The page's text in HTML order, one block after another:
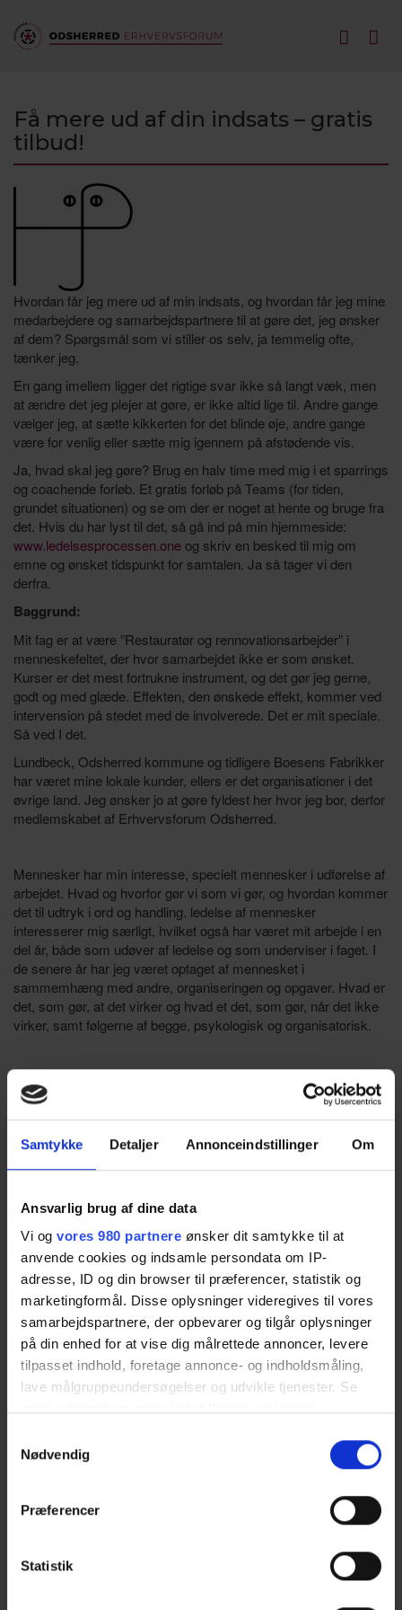
Samtykke Detaljer Annonceindstillinger Om
Ansvarlig brug af dine data
Vi og vores 980 partnere ønsker dit samtykke til at
anvende cookies og indsamle persondata om IP-
adresse, ID og din browser til præferencer, statistik og
marketingformål. Disse oplysninger videregives til vores
samarbejdspartnere, der opbevarer og tilgår oplysninger
på din enhed for at vise dig målrettede annoncer, levere
tilpasset indhold, foretage annonce- og indholdsmåling,
lave målgruppeundersøgelser og udvikle tjenester. Se
tilbage eller ændre indstillinger fra vores
"Cookiedeklaration", eller ved at trykke på "Privacy
Nødvendig
Præferencer
Statistik
Få mere ud af din indsats – gratis
tilbud!
Hvordan får jeg mere ud af min indsats, og hvordan får jeg mine
medarbejdere og samarbejdspartnere til at gøre det, jeg ønsker
af dem? Spørgsmål som vi stiller os selv, ja temmelig ofte,
tænker jeg.
En gang imellem ligger det rigtige svar ikke så langt væk, men
at ændre det jeg plejer at gøre, er ikke altid lige til. Andre gange
vælger jeg, at sætte kikkerten for det blinde øje, andre gange
være for venlig eller sætte mig igennem på afstødende vis.
Ja, hvad skal jeg gøre? Brug en halv time med mig i et sparrings
og coachende forløb. Et gratis forløb på Teams (for tiden,
grundet situationen) og se om der er noget at hente og bruge fra
det. Hvis du har lyst til det, så gå ind på min hjemmeside:
www.ledelsesprocessen.one og skriv en besked til mig om
emne og ønsket tidspunkt for samtalen. Ja så tager vi den
derfra.
Baggrund:
Mit fag er at være ”Restauratør og rennovationsarbejder” i
menneskefeltet, der hvor samarbejdet ikke er som ønsket.
Kurser er det mest fortrukne instrument, og det gør jeg gerne,
godt og med glæde. Effekten, den ønskede effekt, kommer ved
intervension på stedet med de involverede. Det er mit speciale.
Så ved I det.
Lundbeck, Odsherred kommune og tidligere Boesens Fabrikker
har været mine lokale kunder, ellers er det organisationer i det
øvrige land. Jeg ønsker jo at gøre fyldest her hvor jeg bor, derfor
medlemskabet af Erhvervsforum Odsherred.
Mennesker har min interesse, specielt mennesker i udførelse af
arbejdet. Hvad og hvorfor gør vi som vi gør, og hvordan kommer
det til udtryk i ord og handling. ledelse af mennesker
interesserer mig særligt, hvilket også har været mit arbejde i en
del år, både som udøver af ledelse og som underviser i faget. I
de senere år har jeg været optaget af mennesket i
sammemhæng med andre, organiseringen og opgaver. Hvad er
det, som gør, at det virker og hvad et det, som gør, når det ikke
virker, samt følgerne af begge, psykologisk og organisatorisk.
Gå ind på
eller skriv eller ring 24
66 20 70 til mig, ja så undersøger vi, om der er et mach i
samarbejde.
KATEGORIER
Behandlernetværk
Detail & erhverv
Erhvervsguiden (Medlem til medlem)
Faglært arbejdskraft
Formanden har ordet
Generationsskifte
Ikke kategoriseret
Kultur & events